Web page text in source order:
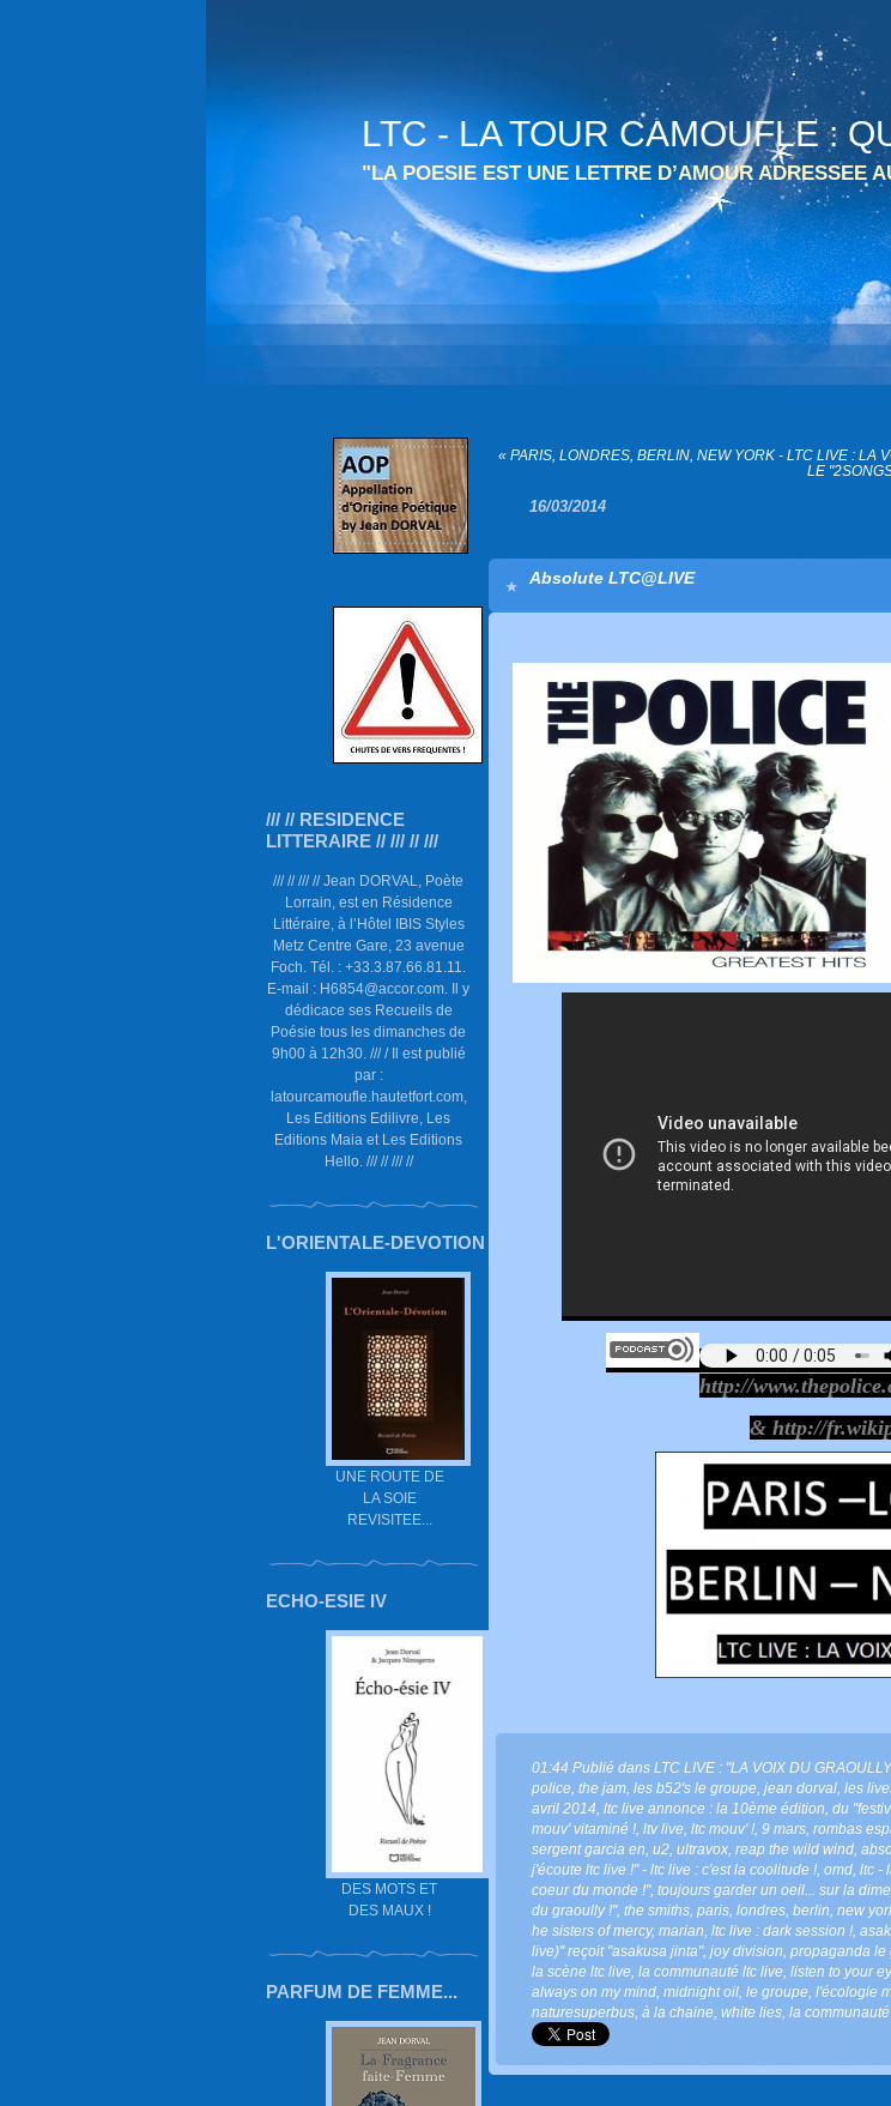
LTC - LA TOUR CAMOUFLE :
"LA POESIE EST UNE LETTRE D’AMOUR ADRESSEE
/// // RESIDENCE
LITTERAIRE // /// // ///
/// // /// // Jean DORVAL, Poète
Lorrain, est en Résidence
Littéraire, à l’Hôtel IBIS Styles
Metz Centre Gare, 23 avenue
Foch. Tél. : +33.3.87.66.81.11.
E-mail : H6854@accor.com. Il y
dédicace ses Recueils de
Poésie tous les dimanches de
9h00 à 12h30. /// / Il est publié
par :
latourcamoufle.hautetfort.com,
Les Editions Edilivre, Les
Editions Maia et Les Editions
Hello. /// // /// //
L'ORIENTALE-DEVOTION
UNE ROUTE DE
LA SOIE
REVISITEE...
ECHO-ESIE IV
DES MOTS ET
DES MAUX !
PARFUM DE FEMME...
« PARIS, LONDRES, BERLIN, NEW YORK - LTC LIVE : LA
LE
16/03/2014
Absolute LTC@LIVE
http://
& http://
01:44 Publié dans LTC LIVE : "LA VOIX DU
police the jam les b52's le groupe jean dorval les
avril 2014 ltc live annonce : la 10ème édition du
mouv' vitaminé ! ltv live ltc mouv' ! 9 mars rombas
sergent garcia en u2 ultravox reap the wild wind
j'écoute ltc live !" - ltc live : c'est la coolitude ! omd ltc -
coeur du monde !", toujours garder un oeil... sur la
du graoully !", the smiths paris londres berlin new
he sisters of mercy, marian ltc live : dark session !
live)" reçoit "asakusa jinta", joy division propaganda le
la scène ltc live la communauté ltc live listen to your
always on my mind midnight oil le groupe l'écologie
naturesuperbus à la chaine white lies la